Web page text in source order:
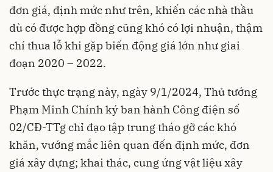
đơn giá, định mức như trên, khiến các nhà thầu
dù có được hợp đồng cũng khó có lợi nhuận, thậm
chí thua lỗ khi gặp biến động giá lớn như giai
đoạn 2020 – 2022.
Trước thực trạng này, ngày 9/1/2024, Thủ tướng
Phạm Minh Chính ký ban hành Công điện số
02/CĐ-TTg chỉ đạo tập trung tháo gỡ các khó
khăn, vướng mắc liên quan đến định mức, đơn
giá xây dựng; khai thác, cung ứng vật liệu xây